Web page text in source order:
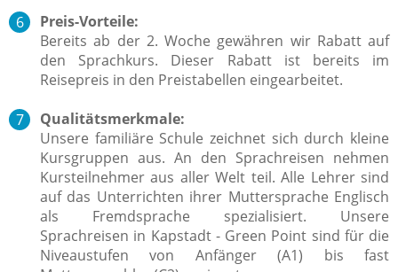
Preis-Vorteile:
Bereits ab der 2. Woche gewähren wir Rabatt auf
den Sprachkurs. Dieser Rabatt ist bereits im
Reisepreis in den Preistabellen eingearbeitet.
Qualitätsmerkmale:
Unsere familiäre Schule zeichnet sich durch kleine
Kursgruppen aus. An den Sprachreisen nehmen
Kursteilnehmer aus aller Welt teil. Alle Lehrer sind
auf das Unterrichten ihrer Muttersprache Englisch
als Fremdsprache spezialisiert. Unsere
Sprachreisen in Kapstadt - Green Point sind für die
Niveaustufen von Anfänger (A1) bis fast